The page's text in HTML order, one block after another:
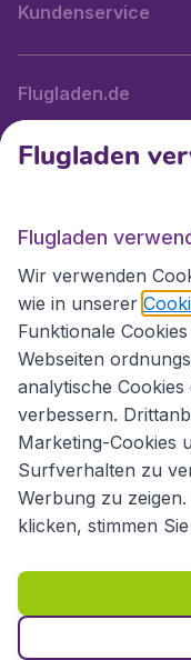
Kundenservice
Flugladen.de
Internationale
Folgen Sie uns:
Richtlinien und
Flugladen
Flugladen
Wir verwenden
wie in unserer
Funktionale
Webseiten
analytische
verbessern.
Marketing-Cookies
Surfverhalten zu
Werbung zu
klicken, stimmen